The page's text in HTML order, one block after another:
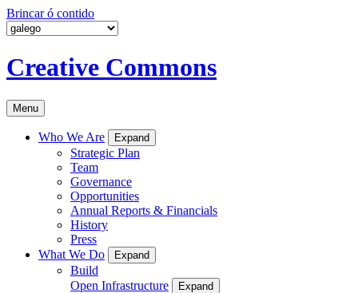
Brincar ó contido
Creative Commons
Menu
Who We Are Expand
Strategic Plan
Team
Governance
Opportunities
Annual Reports & Financials
History
Press
What We Do
Expand
Build
Open Infrastructure
Expand